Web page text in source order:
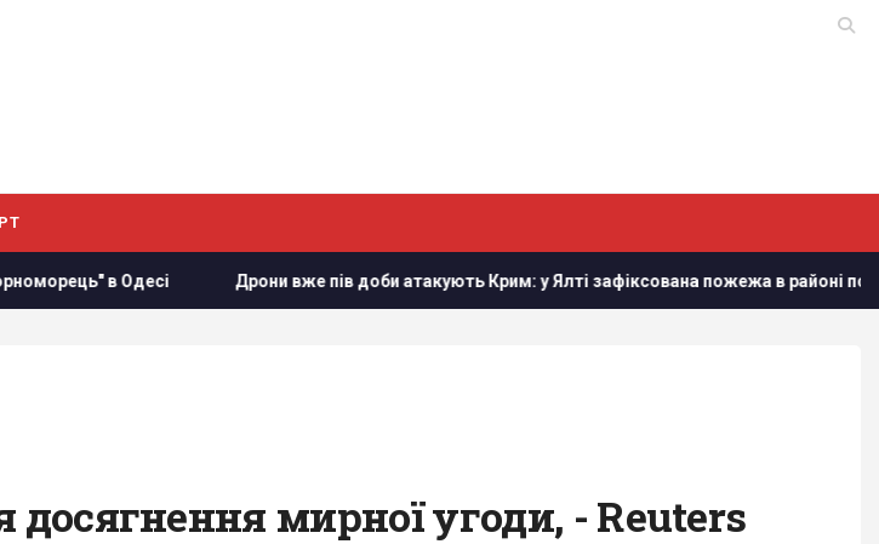
Дрони вже пів доби атакують Крим: у Ялті зафіксована пожежа в районі порту У
мирної угоди, - Reuters